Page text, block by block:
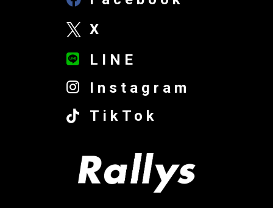
X
LINE
Instagram
TikTok